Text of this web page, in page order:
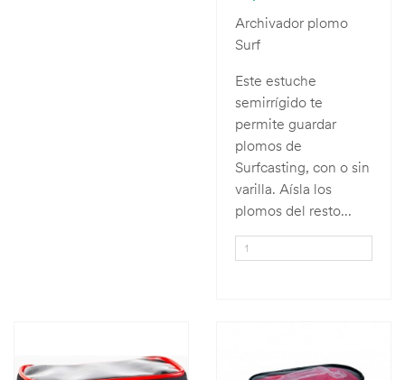
Archivador plomo
Surf
Este estuche
semirrígido te
permite guardar
plomos de
Surfcasting, con o sin
varilla. Aísla los
plomos del resto...